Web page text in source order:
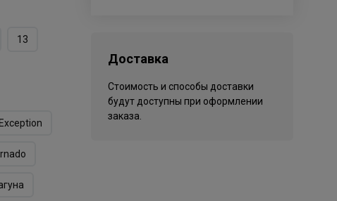
13
Доставка
Стоимость и способы доставки
будут доступны при оформлении
заказа.